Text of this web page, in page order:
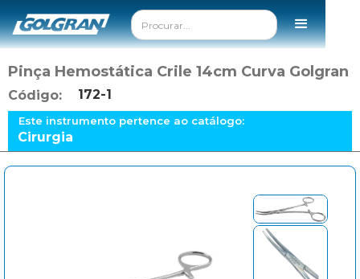
Pinça Hemostática Crile 14cm Curva Golgran
Código: 172-1
Este instrumento pertence ao catálogo:
Cirurgia